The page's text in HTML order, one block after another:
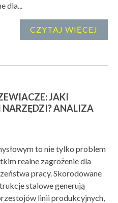
dla...
CZYTAJ WIĘCEJ
JAKI
ANALIZA
to nie tylko problem
realne zagrożenie dla
pracy. Skorodowane
stalowe generują
linii produkcyjnych,